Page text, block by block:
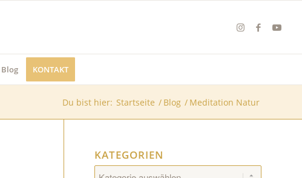
Blog KONTAKT
Du bist hier: Startseite / Blog / Meditation Natur
KATEGORIEN
Kategorien